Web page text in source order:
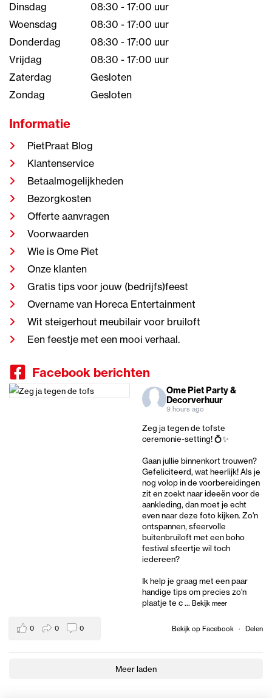
Dinsdag
08:30 - 17:00 uur
Woensdag
08:30 - 17:00 uur
Donderdag
08:30 - 17:00 uur
Vrijdag
08:30 - 17:00 uur
Zaterdag
Gesloten
Zondag
Gesloten
Informatie
PietPraat Blog
Klantenservice
Betaalmogelijkheden
Bezorgkosten
Offerte aanvragen
Voorwaarden
Wie is Ome Piet
Onze klanten
Gratis tips voor jouw (bedrijfs)feest
Overname van Horeca Entertainment
Wit steigerhout meubilair voor bruiloft
Een feestje met een mooi verhaal.
Facebook berichten
Ome Piet Party &
Decorverhuur
9 hours ago
Zeg ja tegen de tofste
ceremonie-setting! 💍✨
Gaan jullie binnenkort trouwen?
Gefeliciteerd, wat heerlijk! Als je
nog volop in de voorbereidingen
zit en zoekt naar ideeën voor de
aankleding, dan moet je echt
even naar deze foto kijken. Zo'n
ontspannen, sfeervolle
buitenbruiloft met een boho
festival sfeertje wil toch
iedereen?
Ik help je graag met een paar
handige tips om precies zo'n
plaatje te c... Bekijk meer
Bekijk op Facebook · Delen
0 0 0
Meer laden